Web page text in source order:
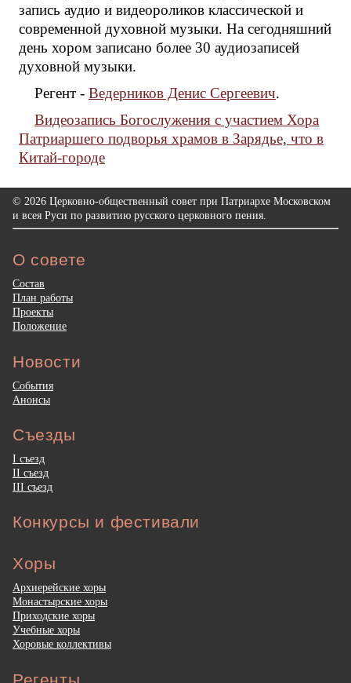
запись аудио и видеороликов классической и
современной духовной музыки. На сегодняшний
день хором записано более 30 аудиозаписей
духовной музыки.
Регент - Ведерников Денис Сергеевич.
Видеозапись Богослужения с участием Хора
Патриаршего подворья храмов в Зарядье, что в
Китай-городе
© 2026 Церковно-общественный совет при Патриархе Московском
и всея Руси по развитию русского церковного пения.
О совете
Состав
План работы
Проекты
Положение
Новости
События
Анонсы
Съезды
I съезд
II съезд
III съезд
Конкурсы и фестивали
Хоры
Архиерейские хоры
Монастырские хоры
Приходские хоры
Учебные хоры
Хоровые коллективы
Регенты